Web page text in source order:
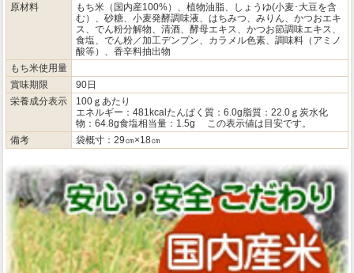
原材料
もち米（国内産100%）、植物油脂、しょうゆ(小麦･大豆を含
む）、砂糖、小麦発酵調味液、はちみつ、みりん、かつおエキ
ス、でん粉分解物、清酒、酵母エキス、かつお節調味エキス、
食塩、でん粉／加工デンプン、カラメル色素、調味料（アミノ
酸等）、香辛料抽出物
もち米使用量
賞味期限
90日
栄養成分表示
100ｇあたり
エネルギー：481kcalたんぱく質：6.0g脂質：22.0ｇ炭水化
物：64.8g食塩相当量：1.5g この表示値は目安です。
備考
袋概寸：29㎝×18㎝